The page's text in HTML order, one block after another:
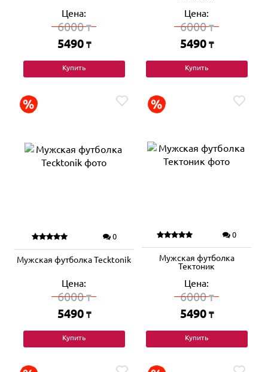
Цена:
6000₸
5490 ₸
Купить
Цена:
6000₸
5490 ₸
Купить
0
Мужская футболка Tecktonik
Цена:
6000₸
5490 ₸
Купить
0
Мужская футболка
Тектоник
Цена:
6000₸
5490 ₸
Купить